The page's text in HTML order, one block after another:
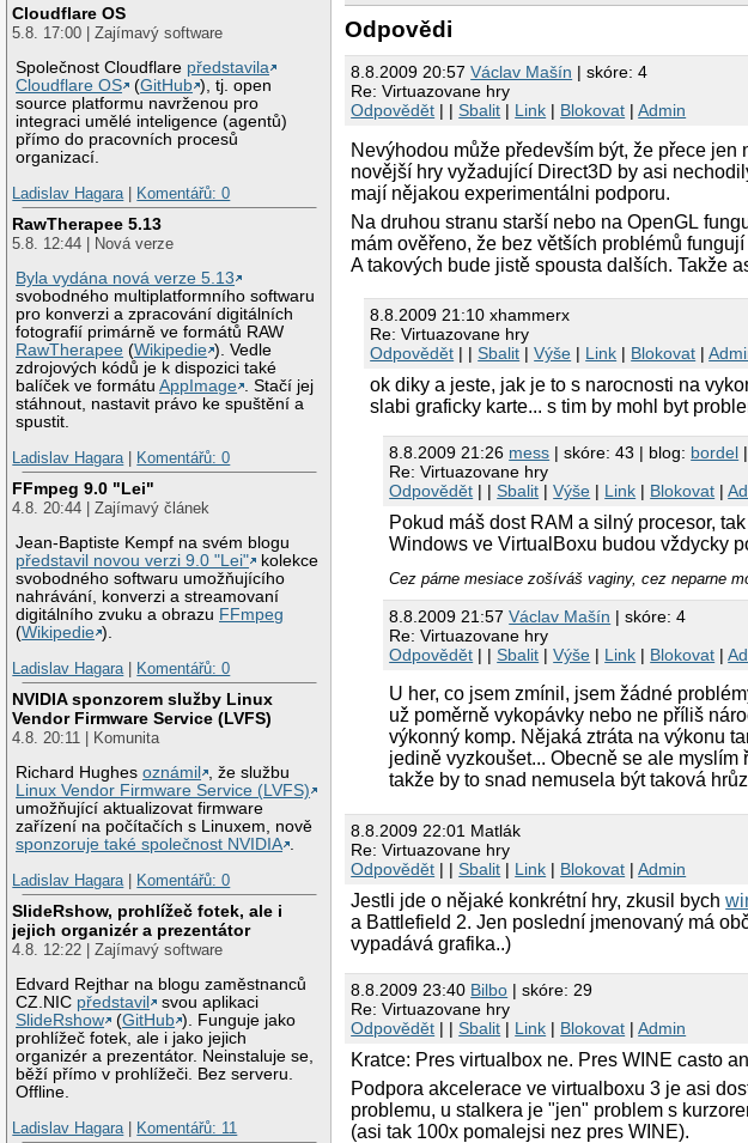
Cloudflare OS
5.8. 17:00 | Zajímavý software
Společnost Cloudflare představila
Cloudflare OS
(GitHub ), tj. open
source platformu navrženou pro
integraci umělé inteligence (agentů)
přímo do pracovních procesů
organizací.
Ladislav Hagara
Komentářů: 0
RawTherapee 5.13
5.8. 12:44 | Nová verze
Byla vydána nová verze 5.13
svobodného multiplatformního softwaru
pro konverzi a zpracování digitálních
fotografií primárně ve formátů RAW
RawTherapee (Wikipedie ). Vedle
zdrojových kódů je k dispozici také
balíček ve formátuAppImage . Stačí jej
stáhnout, nastavit právo ke spuštění a
spustit.
Ladislav Hagara
Komentářů: 0
FFmpeg 9.0 "Lei"
4.8. 20:44 | Zajímavý článek
Jean-Baptiste Kempf na svém blogu
představil novou verzi 9.0 "Lei"
kolekce
svobodného softwaru umožňujícího
nahrávání, konverzi a streamovaní
digitálního zvuku a obrazu FFmpeg
(Wikipedie ).
Ladislav Hagara
Komentářů: 0
NVIDIA sponzorem služby Linux
Vendor Firmware Service (LVFS)
4.8. 20:11 | Komunita
Richard Hughesoznámil
, že službu
Linux Vendor Firmware Service (LVFS)
umožňující aktualizovat firmware
zařízení na počítačích s Linuxem, nově
sponzoruje také společnost NVIDIA .
Ladislav Hagara | Komentářů: 0
SlideRshow, prohlížeč fotek, ale i
jejich organizér a prezentátor
4.8. 12:22 | Zajímavý software
Edvard Rejthar na blogu zaměstnanců
CZ.NIC představil
svou aplikaci
SlideRshow
(GitHub ). Funguje jako
prohlížeč fotek, ale i jako jejich
organizér a prezentátor. Neinstaluje se,
běží přímo v prohlížeči. Bez serveru.
Offline.
Ladislav Hagara | Komentářů: 11
Odpovědi
8.8.2009 20:57Václav Mašín | skóre: 4
Re: Virtuazovane hry
Odpovědět | |Sbalit | Link | Blokovat |Admin
Nevýhodou může především být, že přece
novější hry vyžadující Direct3D by asi
mají nějakou experimentálni podporu.
Na druhou stranu starší nebo na OpenGL
mám ověřeno, že bez větších problémů
A takových bude jistě spousta dalších. Takže
8.8.2009 21:10 xhammerx
Re: Virtuazovane hry
Odpovědět | |Sbalit |Výše | Link | Blokovat |
ok diky a jeste, jak je to s narocnosti na
slabi graficky karte... s tim by mohl byt
8.8.2009 21:26 mess | skóre: 43 | blog: bordel
Re: Virtuazovane hry
Odpovědět | |Sbalit |Výše | Link | Blokovat |
Pokud máš dost RAM a silný procesor,
Windows ve VirtualBoxu budou vždycky
Cez párne mesiace zošíváš vaginy, cez neparne
8.8.2009 21:57Václav Mašín | skóre: 4
Re: Virtuazovane hry
Odpovědět | |Sbalit |Výše | Link | Blokovat |
U her, co jsem zmínil, jsem žádné
už poměrně vykopávky nebo ne příliš
výkonný komp. Nějaká ztráta na výkonu
jedině vyzkoušet... Obecně se ale
takže by to snad nemusela být taková
8.8.2009 22:01 Matlák
Re: Virtuazovane hry
Odpovědět | |Sbalit | Link | Blokovat |Admin
Jestli jde o nějaké konkrétní hry, zkusil bych
a Battlefield 2. Jen poslední jmenovaný má
vypadává grafika..)
8.8.2009 23:40 Bilbo | skóre: 29
Re: Virtuazovane hry
Odpovědět | |Sbalit | Link | Blokovat |Admin
Kratce: Pres virtualbox ne. Pres WINE casto
Podpora akcelerace ve virtualboxu 3 je asi
problemu, u stalkera je "jen" problem s
(asi tak 100x pomalejsi nez pres WINE).